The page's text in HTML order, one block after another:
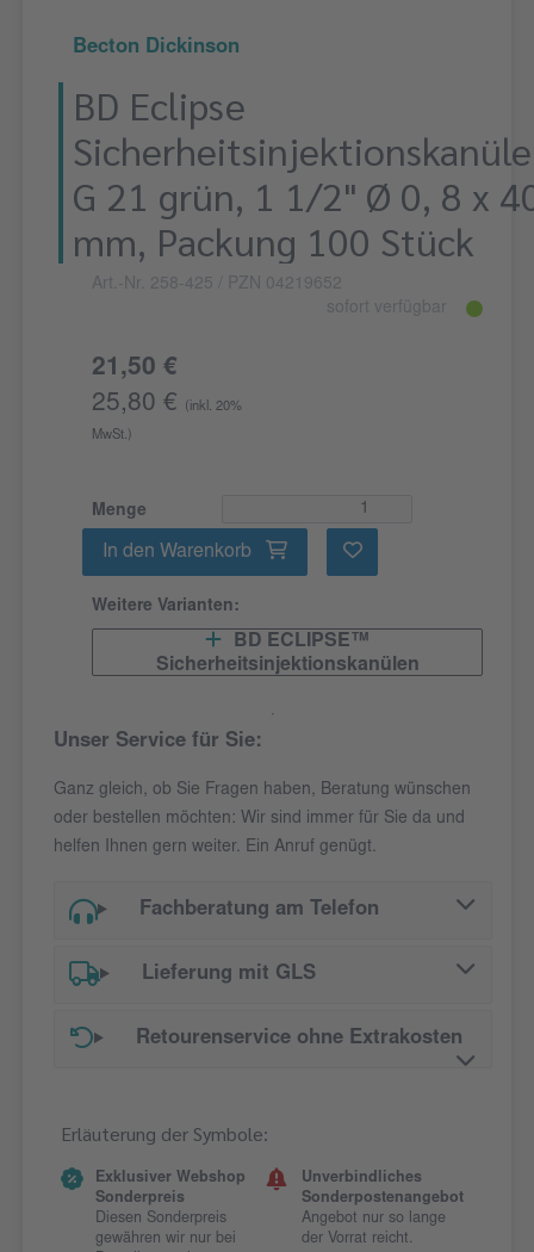
Becton Dickinson
BD Eclipse
G 21 grün, 1 1/2" Ø 0, 8 x
mm, Packung 100 Stück
Art.-Nr. 258-425 / PZN 04219652
sofort verfügbar
21,50 €
25,80 €
(inkl. 20%
MwSt.)
Menge
In den Warenkorb
Weitere Varianten:
BD ECLIPSE™
Sicherheitsinjektionskanülen
Unser Service für Sie:
Ganz gleich, ob Sie Fragen haben, Beratung wünschen
oder bestellen möchten: Wir sind immer für Sie da und
helfen Ihnen gern weiter. Ein Anruf genügt.
Fachberatung am Telefon
Lieferung mit GLS
Retourenservice ohne Extrakosten
Erläuterung der Symbole:
Exklusiver Webshop
Sonderpreis
Diesen Sonderpreis
gewähren wir nur bei
Unverbindliches
Sonderpostenangebot
Angebot nur so lange
der Vorrat reicht.